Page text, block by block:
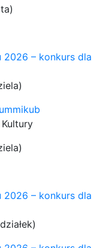
2026 – konkurs dla
2026 – konkurs dla